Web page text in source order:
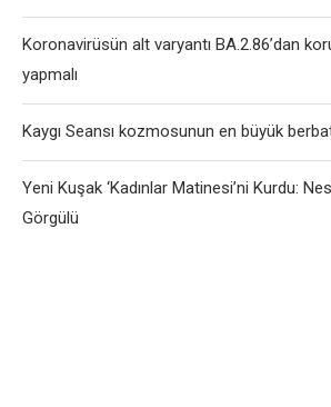
Koronavirüsün alt varyantı BA.2.86’dan
yapmalı
Kaygı Seansı kozmosunun en büyük
Yeni Kuşak ‘Kadınlar Matinesi’ni Kurdu:
Görgülü